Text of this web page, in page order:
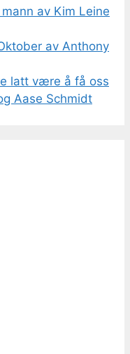
av Kim Leine
av Anthony
latt være å få oss
Aase Schmidt